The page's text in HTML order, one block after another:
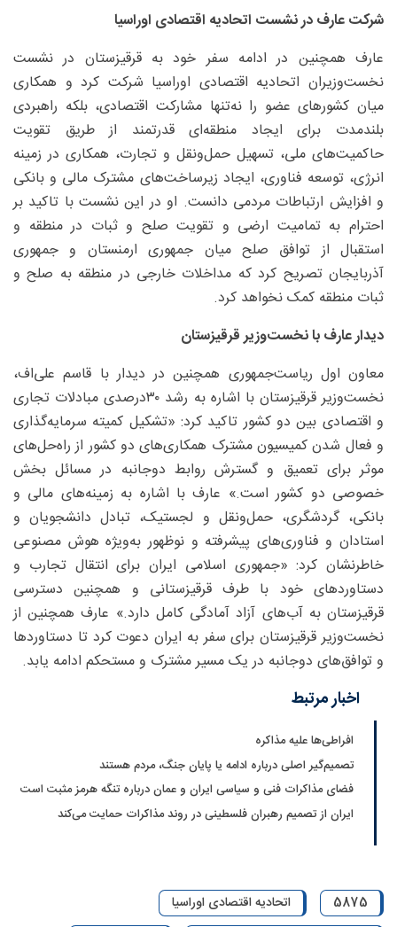
شرکت عارف در نشست اتحادیه اقتصادی اوراسیا
عارف همچنین در ادامه سفر خود به قرقیزستان در نشست
نخست‌وزیران اتحادیه اقتصادی اوراسیا شرکت کرد و همکاری
میان کشورهای عضو را نه‌تنها مشارکت اقتصادی، بلکه راهبردی
بلندمدت برای ایجاد منطقه‌ای قدرتمند از طریق تقویت
حاکمیت‌های ملی، تسهیل حمل‌ونقل و تجارت، همکاری در زمینه
انرژی، توسعه فناوری، ایجاد زیرساخت‌های مشترک مالی و بانکی
و افزایش ارتباطات مردمی دانست. او در این نشست با تاکید بر
احترام به تمامیت ارضی و تقویت صلح و ثبات در منطقه و
استقبال از توافق صلح میان جمهوری ارمنستان و جمهوری
آذربایجان تصریح کرد که مداخلات خارجی در منطقه به صلح و
ثبات منطقه کمک نخواهد کرد.
دیدار عارف با نخست‌وزیر قرقیزستان
معاون اول ریاست‌جمهوری همچنین در دیدار با قاسم علی‌اف،
نخست‌وزیر قرقیزستان با اشاره به رشد ۳۰‌درصدی مبادلات تجاری
و اقتصادی بین دو کشور تاکید کرد: «تشکیل کمیته سرمایه‌گذاری
و فعال شدن کمیسیون مشترک همکاری‌های دو کشور از راه‌حل‌های
موثر برای تعمیق و گسترش روابط دوجانبه در مسائل بخش
خصوصی دو کشور است.» عارف با اشاره به زمینه‌های مالی و
بانکی، گردشگری، حمل‌ونقل و لجستیک، تبادل دانشجویان و
استادان و فناوری‌های پیشرفته و نوظهور به‌ویژه هوش مصنوعی
خاطرنشان کرد: «جمهوری اسلامی ایران برای انتقال تجارب و
دستاوردهای خود با طرف قرقیزستانی و همچنین دسترسی
قرقیزستان به آب‌های آزاد آمادگی کامل دارد.» عارف همچنین از
نخست‌وزیر قرقیزستان برای سفر به ایران دعوت کرد تا دستاوردها
و توافق‌های دوجانبه در یک مسیر مشترک و مستحکم ادامه یابد.
اخبار مرتبط
افراطی‌ها علیه مذاکره
تصمیم‌گیر اصلی درباره ادامه یا پایان جنگ، مردم هستند
فضای مذاکرات فنی و سیاسی ایران و عمان درباره تنگه هرمز مثبت است
ایران از تصمیم رهبران فلسطینی در روند مذاکرات حمایت می‌کند
5875 اتحادیه اقتصادی اوراسیا